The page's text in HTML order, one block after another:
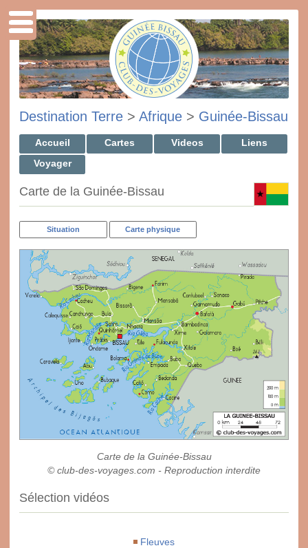
Destination Terre > Afrique > Guinée-Bissau
Accueil Cartes Videos
Liens
Voyager
Carte de la Guinée-Bissau
Situation Carte physique
Carte de la Guinée-Bissau
© club-des-voyages.com - Reproduction interdite
Sélection vidéos
Fleuves